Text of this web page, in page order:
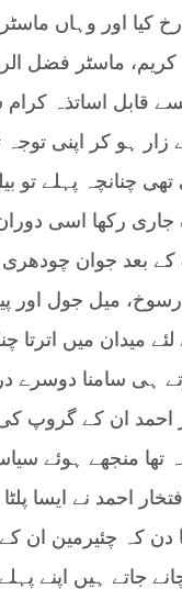
اور وہاں
ماسٹر فضل
قابل اساتذہ
ہو کر اپنی
چنانچہ پہلے تو
رکھا اسی
جوان چودھری
و رسوخ، میل جول
میدان میں اترتا
ہی سامنا دوسرے
احمد ان کے گروپ
تھا منجھے ہوئے
احمد نے ایسا
کہ چئیرمین ان
جاتے ہیں اپنے